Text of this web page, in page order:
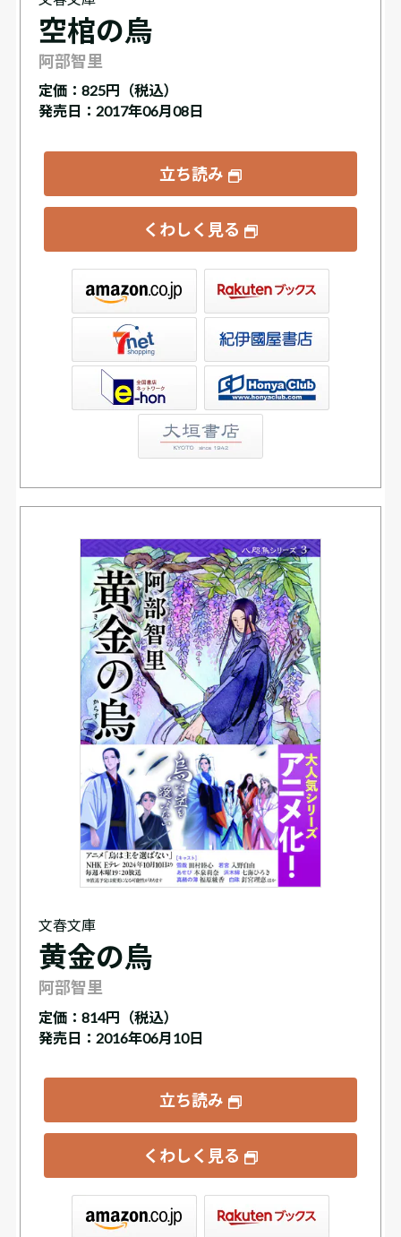
空棺の烏
阿部智里
定価： 825円（税込）
発売日：2017年06月08日
立ち読み
くわしく見る
書店ウェブストア
文春文庫
黄金の烏
阿部智里
定価： 814円（税込）
発売日：2016年06月10日
立ち読み
くわしく見る